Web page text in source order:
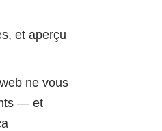
et aperçu
ne vous
— et